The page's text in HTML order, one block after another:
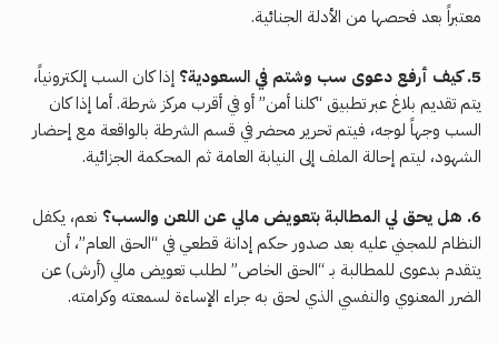
معتبراً بعد فحصها من الأدلة الجنائية.
5. كيف أرفع دعوى سب وشتم في السعودية؟
إذا كان السب إلكترونياً،
يتم تقديم بلاغ عبر تطبيق “كلنا أمن” أو في أقرب مركز شرطة. أما إذا كان
السب وجهاً لوجه، فيتم تحرير محضر في قسم الشرطة بالواقعة مع إحضار
الشهود، ليتم إحالة الملف إلى النيابة العامة ثم المحكمة الجزائية.
6. هل يحق لي المطالبة بتعويض مالي عن اللعن والسب؟
نعم، يكفل
النظام للمجني عليه بعد صدور حكم إدانة قطعي في “الحق العام”، أن
يتقدم بدعوى للمطالبة بـ “الحق الخاص” لطلب تعويض مالي (أرش) عن
الضرر المعنوي والنفسي الذي لحق به جراء الإساءة لسمعته وكرامته.